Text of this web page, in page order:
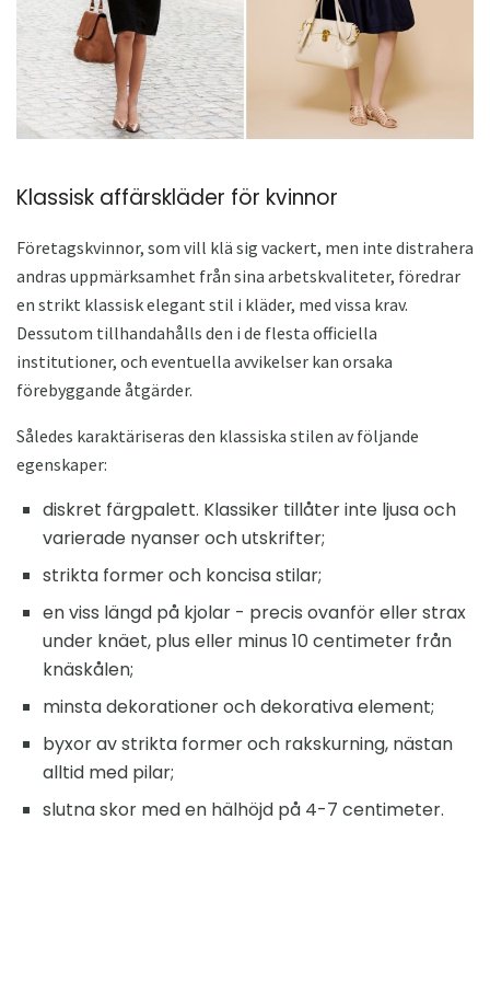
Klassisk affärskläder för kvinnor
Företagskvinnor, som vill klä sig vackert, men inte distrahera
andras uppmärksamhet från sina arbetskvaliteter, föredrar
en strikt klassisk elegant stil i kläder, med vissa krav.
Dessutom tillhandahålls den i de flesta officiella
institutioner, och eventuella avvikelser kan orsaka
förebyggande åtgärder.
Således karaktäriseras den klassiska stilen av följande
egenskaper:
diskret färgpalett. Klassiker tillåter inte ljusa och
varierade nyanser och utskrifter;
strikta former och koncisa stilar;
en viss längd på kjolar - precis ovanför eller strax
under knäet, plus eller minus 10 centimeter från
knäskålen;
minsta dekorationer och dekorativa element;
byxor av strikta former och rakskurning, nästan
alltid med pilar;
slutna skor med en hälhöjd på 4-7 centimeter.